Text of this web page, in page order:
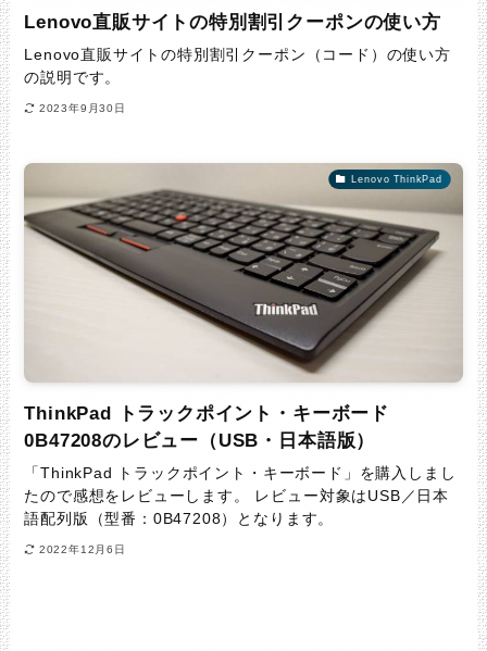
Lenovo直販サイトの特別割引クーポンの使い方
Lenovo直販サイトの特別割引クーポン（コード）の使い方
の説明です。
2023年9月30日
Lenovo ThinkPad
ThinkPad トラックポイント・キーボード
0B47208のレビュー（USB・日本語版）
「ThinkPad トラックポイント・キーボード」を購入しまし
たので感想をレビューします。 レビュー対象はUSB／日本
語配列版（型番：0B47208）となります。
2022年12月6日